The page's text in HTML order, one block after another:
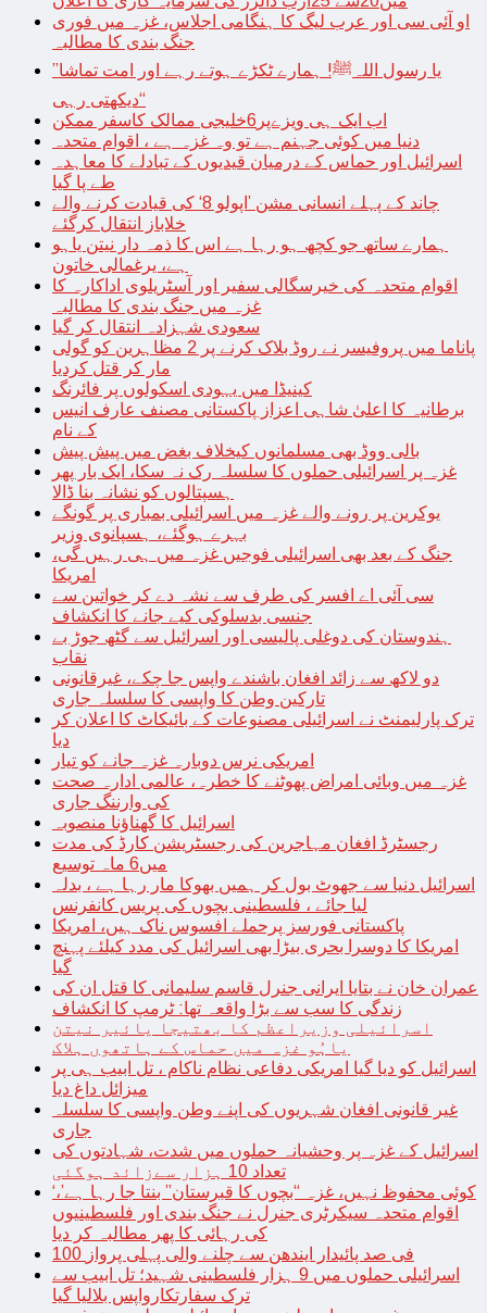
او آئی سی اور عرب لیگ کا ہنگامی اجلاس، غزہ میں فوری
جنگ بندی کا مطالبہ
’’یا رسول اللہﷺ! ہمارے ٹکڑے ہوتے رہے اور امت تماشا
دیکھتی رہی‘‘
اب ایک ہی ویزےپر6خلیجی ممالک کاسفر ممکن
دنیا میں کوئی جہنم ہے تو وہ غزہ ہے ، اقوام متحدہ
اسرائیل اور حماس کے درمیان قیدیوں کے تبادلے کا معاہدہ
طے پا گیا
چاند کے پہلے انسانی مشن ’اپولو 8‘ کی قیادت کرنے والے
خلاباز انتقال کرگئے
ہمارے ساتھ جو کچھ ہو رہا ہے اس کا ذمہ دار نیتن یاہو
ہے، یرغمالی خاتون
اقوام متحدہ کی خیرسگالی سفیر اور آسٹریلوی اداکارہ کا
غزہ میں جنگ بندی کا مطالبہ
سعودی شہزادہ انتقال کر گیا
پاناما میں پروفیسر نے روڈ بلاک کرنے پر 2 مظاہرین کو گولی
مار کر قتل کردیا
کینیڈا میں یہودی اسکولوں پر فائرنگ
برطانیہ کا اعلیٰ شاہی اعزاز پاکستانی مصنف عارف انیس
کے نام
بالی ووڈ بھی مسلمانوں کیخلاف بغض میں پیش پیش
غزہ پر اسرائیلی حملوں کا سلسلہ رک نہ سکا، ایک بار پھر
ہسپتالوں کو نشانہ بنا ڈالا
یوکرین پر رونے والے غزہ میں اسرائیلی بمباری پر گونگے
بہرے ہوگئے، ہسپانوی وزیر
جنگ کے بعد بھی اسرائیلی فوجیں غزہ میں ہی رہیں گی،
امریکا
سی آئی اے افسر کی طرف سے نشہ دے کر خواتین سے
جنسی بدسلوکی کیے جانے کا انکشاف
ہندوستان کی دوغلی پالیسی اور اسرائیل سے گٹھ جوڑ بے
نقاب
دو لاکھ سے زائد افغان باشندے واپس جا چکے، غیرقانونی
تارکین وطن کا واپسی کا سلسلہ جاری
ترک پارلیمنٹ نے اسرائیلی مصنوعات کے بائیکاٹ کا اعلان کر
دیا
امریکی نرس دوبارہ غزہ جانے کو تیار
غزہ میں وبائی امراض پھوٹنے کا خطرہ، عالمی ادارہ صحت
کی وارننگ جاری
اسرائیل کا گھناؤنا منصوبہ
رجسٹرڈ افغان مہاجرین کی رجسٹریشن کارڈ کی مدت
میں6 ماہ توسیع
اسرائیل دنیا سے جھوٹ بول کر ہمیں بھوکا مار رہا ہے ، بدلہ
لیا جائے ، فلسطینی بچوں کی پریس کانفرنس
پاکستانی فورسز پرحملے افسوس ناک ہیں، امریکا
امریکا کا دوسرا بحری بیڑا بھی اسرائیل کی مدد کیلئے پہنچ
گیا
عمران خان نے بتایا ایرانی جنرل قاسم سلیمانی کا قتل ان کی
زندگی کا سب سے بڑا واقعہ تھا: ٹرمپ کا انکشاف
اسرائیلی وزیراعظم کا بھتیجا یائیر نیتن
یاہُو غزہ میں حماس کے ہاتھوں ہلاک
اسرائیل کو دیا گیا امریکی دفاعی نظام ناکام ، تل ابیب ہی پر
میزائل داغ دیا
غیر قانونی افغان شہریوں کی اپنے وطن واپسی کا سلسلہ
جاری
اسرائیل کے غزہ پر وحشیانہ حملوں میں شدت، شہادتوں کی
تعداد 10 ہزار سےزائد ہوگئی
‘کوئی محفوظ نہیں، غزہ “بچوں کا قبرستان” بنتا جا رہا ہے’،
اقوام متحدہ سیکرٹری جنرل نے جنگ بندی اور فلسطینیوں
کی رہائی کا پھر مطالبہ کر دیا
100 فی صد پائیدار ایندھن سے چلنے والی پہلی پرواز
اسرائیلی حملوں میں 9 ہزار فلسطینی شہید؛ تل ابیب سے
ترک سفارتکارواپس بلالیا گیا